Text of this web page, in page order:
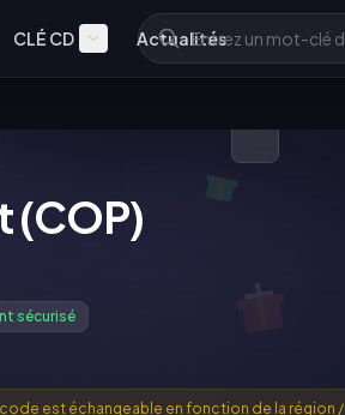
CLÉ CD Actualités
(COP)
sécurisé
est échangeable en fonction de la région /